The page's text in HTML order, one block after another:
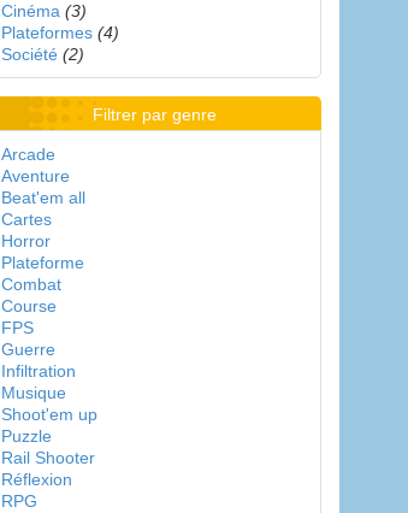
Cinéma (3)
Plateformes (4)
Société (2)
Filtrer par genre
Arcade
Aventure
Beat'em all
Cartes
Horror
Plateforme
Combat
Course
FPS
Guerre
Infiltration
Musique
Shoot'em up
Puzzle
Rail Shooter
Réflexion
RPG